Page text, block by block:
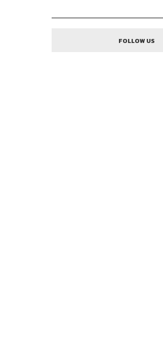
FOLLOW US